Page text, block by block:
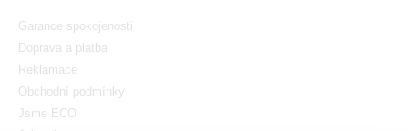
Garance spokojenosti
Doprava a platba
Reklamace
Obchodní podmínky
Jsme ECO